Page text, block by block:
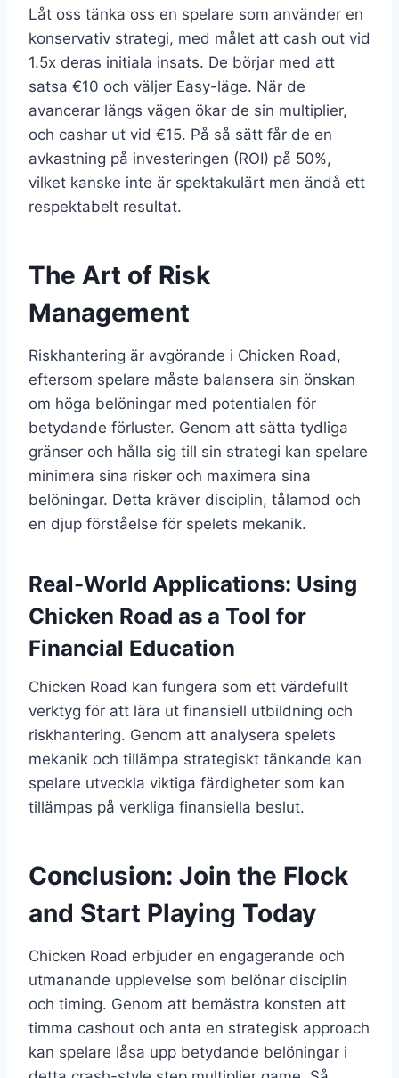
Låt oss tänka oss en spelare som använder en
konservativ strategi, med målet att cash out vid
1.5x deras initiala insats. De börjar med att
satsa €10 och väljer Easy-läge. När de
avancerar längs vägen ökar de sin multiplier,
och cashar ut vid €15. På så sätt får de en
avkastning på investeringen (ROI) på 50%,
vilket kanske inte är spektakulärt men ändå ett
respektabelt resultat.
The Art of Risk
Management
Riskhantering är avgörande i Chicken Road,
eftersom spelare måste balansera sin önskan
om höga belöningar med potentialen för
betydande förluster. Genom att sätta tydliga
gränser och hålla sig till sin strategi kan spelare
minimera sina risker och maximera sina
belöningar. Detta kräver disciplin, tålamod och
en djup förståelse för spelets mekanik.
Real-World Applications: Using
Chicken Road as a Tool for
Financial Education
Chicken Road kan fungera som ett värdefullt
verktyg för att lära ut finansiell utbildning och
riskhantering. Genom att analysera spelets
mekanik och tillämpa strategiskt tänkande kan
spelare utveckla viktiga färdigheter som kan
tillämpas på verkliga finansiella beslut.
Conclusion: Join the Flock
and Start Playing Today
Chicken Road erbjuder en engagerande och
utmanande upplevelse som belönar disciplin
och timing. Genom att bemästra konsten att
timma cashout och anta en strategisk approach
kan spelare låsa upp betydande belöningar i